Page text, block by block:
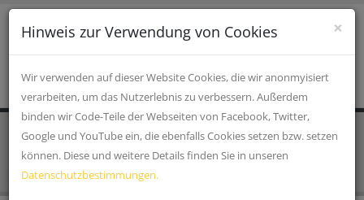
×
Hinweis zur Verwendung von Cookies
Wir verwenden auf dieser Website Cookies, die wir anonmyisiert
verarbeiten, um das Nutzerlebnis zu verbessern. Außerdem
binden wir Code-Teile der Webseiten von Facebook, Twitter,
Google und YouTube ein, die ebenfalls Cookies setzen bzw. setzen
können. Diese und weitere Details finden Sie in unseren
Datenschutzbestimmungen.
STARTSEITE EINRICHTUNGEN, VERKEHR UND INFRASTRUKTUR
Touristinfo